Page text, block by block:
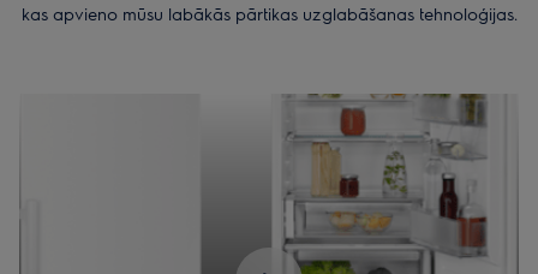
kas apvieno mūsu labākās pārtikas uzglabāšanas tehnoloģijas.